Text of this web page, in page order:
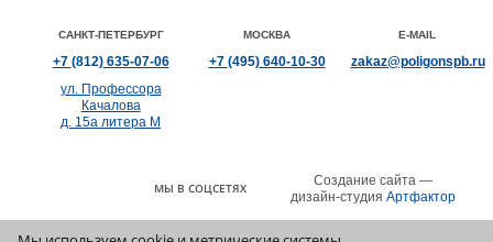
САНКТ-ПЕТЕРБУРГ
+7 (812)635-07-06
ул. Профессора
Качалова
д. 15а литера М
МОСКВА
+7 (495)640-10-30
E-MAIL
zakaz@poligonspb.ru
МЫ В СОЦСЕТЯХ
Создание сайта —
дизайн-студия Артфактор